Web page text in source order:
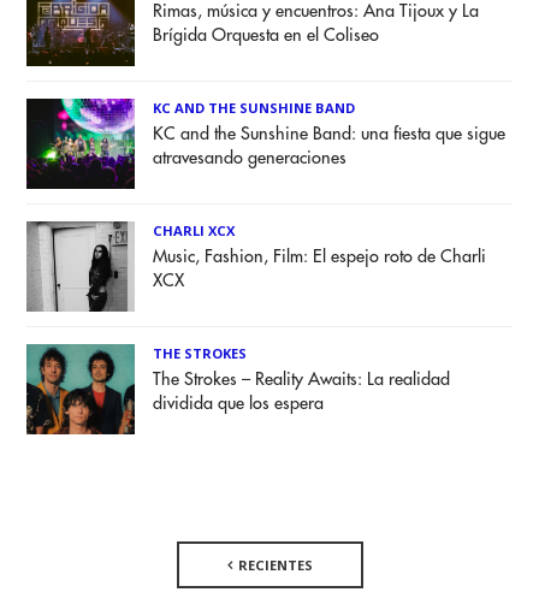
Rimas, música y encuentros: Ana Tijoux y La
Brígida Orquesta en el Coliseo
KC AND THE SUNSHINE BAND
KC and the Sunshine Band: una fiesta que sigue
atravesando generaciones
CHARLI XCX
Music, Fashion, Film: El espejo roto de Charli
XCX
THE STROKES
The Strokes – Reality Awaits: La realidad
dividida que los espera
RECIENTES